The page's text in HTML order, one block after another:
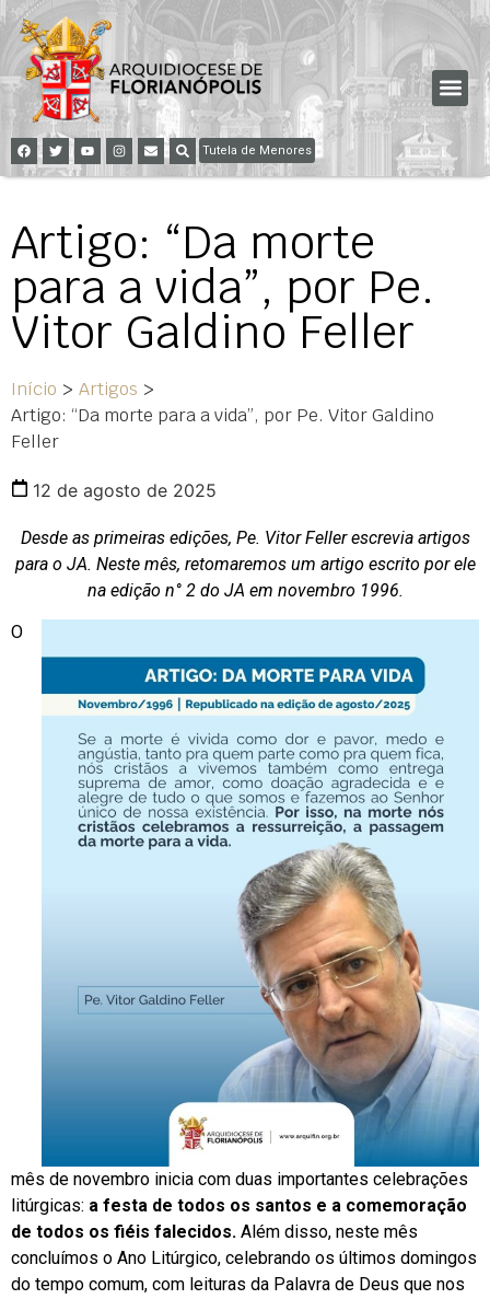
Tutela de Menores
Artigo: “Da morte
para a vida”, por Pe.
Vitor Galdino Feller
Início > Artigos >
Artigo: “Da morte para a vida”, por Pe. Vitor Galdino
Feller
12 de agosto de 2025
Desde as primeiras edições, Pe. Vitor Feller escrevia artigos
para o JA. Neste mês, retomaremos um artigo escrito por ele
na edição n° 2 do JA em novembro 1996.
O
mês de novembro inicia com duas importantes celebrações
litúrgicas: a festa de todos os santos e a comemoração
de todos os fiéis falecidos. Além disso, neste mês
concluímos o Ano Litúrgico, celebrando os últimos domingos
do tempo comum, com leituras da Palavra de Deus que nos